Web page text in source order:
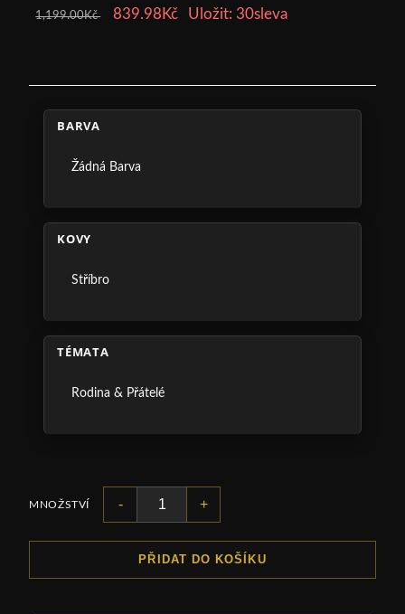
1,199.00Kč 839.98Kč Uložit: 30sleva
BARVA
Žádná Barva
KOVY
Stříbro
TÉMATA
Rodina & Přátelé
MNOŽSTVÍ - +
PŘIDAT DO KOŠÍKU